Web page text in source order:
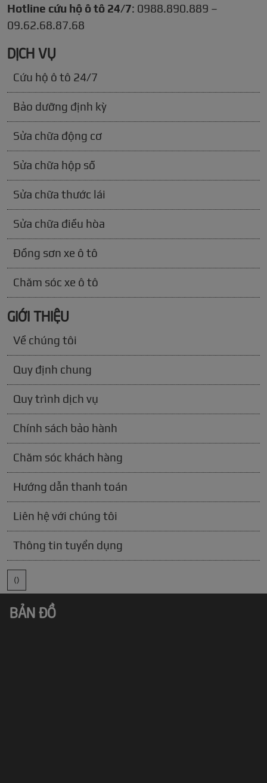
Hotline cứu hộ ô tô 24/7: 0988.890.889 –
09.62.68.87.68
DỊCH VỤ
Cứu hộ ô tô 24/7
Bảo dưỡng định kỳ
Sửa chữa động cơ
Sửa chữa hộp số
Sửa chữa thước lái
Sửa chữa điều hòa
Đồng sơn xe ô tô
Chăm sóc xe ô tô
GIỚI THIỆU
Về chúng tôi
Quy định chung
Quy trình dịch vụ
Chính sách bảo hành
Chăm sóc khách hàng
Hướng dẫn thanh toán
Liên hệ với chúng tôi
Thông tin tuyển dụng
()
BẢN ĐỒ